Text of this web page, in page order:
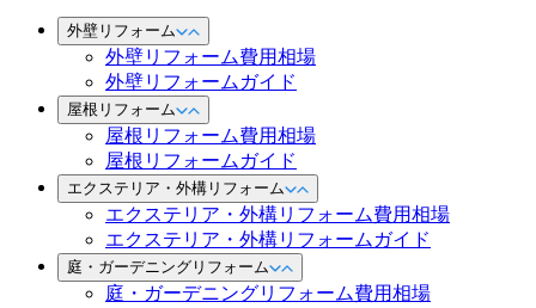
外壁リフォーム
外壁リフォーム費用相場
外壁リフォームガイド
屋根リフォーム
屋根リフォーム費用相場
屋根リフォームガイド
エクステリア・外構リフォーム
エクステリア・外構リフォーム費用相場
エクステリア・外構リフォームガイド
庭・ガーデニングリフォーム
庭・ガーデニングリフォーム費用相場